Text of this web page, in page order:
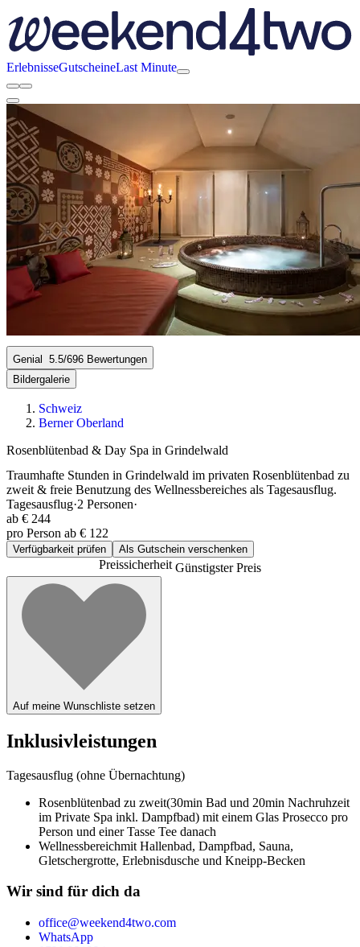
ErlebnisseGutscheineLast Minute
Genial 5.5/696 Bewertungen
Bildergalerie
Schweiz
Berner Oberland
Rosenblütenbad & Day Spa in Grindelwald
Traumhafte Stunden in Grindelwald im privaten Rosenblütenbad zu
zweit & freie Benutzung des Wellnessbereiches als Tagesausflug.
Tagesausflug·2 Personen·
ab € 244
pro Person ab € 122
Verfügbarkeit prüfen Als Gutschein verschenken
PreissicherheitGünstigster Preis
Auf meine Wunschliste setzen
Inklusivleistungen
Tagesausflug (ohne Übernachtung)
Rosenblütenbad zu zweit(30min Bad und 20min Nachruhzeit
im Private Spa inkl. Dampfbad) mit einem Glas Prosecco pro
Person und einer Tasse Tee danach
Wellnessbereichmit Hallenbad, Dampfbad, Sauna,
Gletschergrotte, Erlebnisdusche und Kneipp-Becken
Wir sind für dich da
office@weekend4two.com
WhatsApp